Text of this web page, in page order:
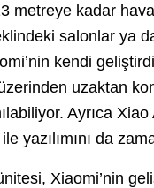
metreye kadar
salonlar ya
kendi
uzaktan
Ayrıca
yazılımını da
Xiaomi’nin